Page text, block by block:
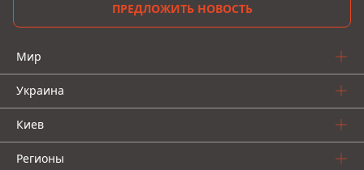
ПРЕДЛОЖИТЬ НОВОСТЬ
Мир
Украина
Киев
Регионы